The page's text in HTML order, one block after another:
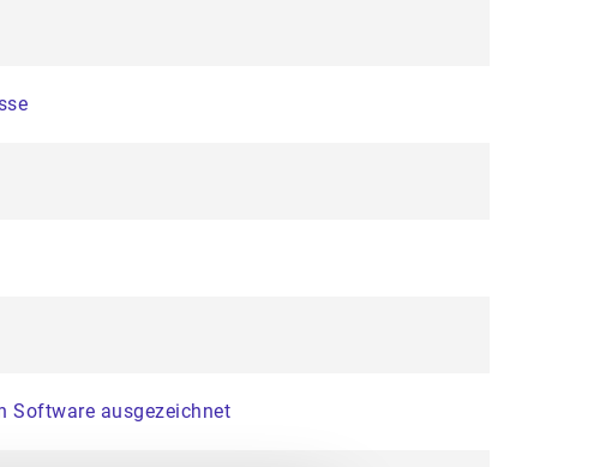
Software ausgezeichnet